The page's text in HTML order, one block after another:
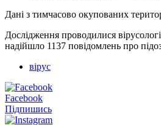
Дані з тимчасово окупованих
Дослідження проводилися
надійшло 1137 повідомлень про
вірус
Facebook
Підпишись